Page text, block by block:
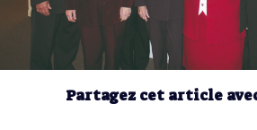
Partagez cet article